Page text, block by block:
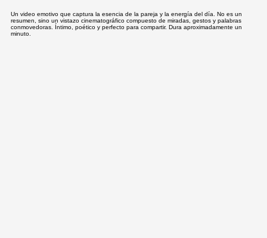
Un video emotivo que captura la esencia de la pareja y la energía del día. No es un
resumen, sino un vistazo cinematográfico compuesto de miradas, gestos y palabras
conmovedoras. Íntimo, poético y perfecto para compartir. Dura aproximadamente un
minuto.